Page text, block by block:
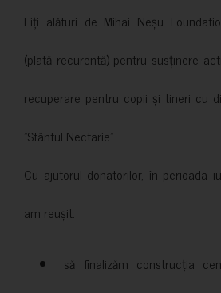
Fiți alături de Mihai Neșu
(plată recurentă) pentru susținere
recuperare pentru copii și tineri cu
”Sfântul Nectarie”.
Cu ajutorul donatorilor, în
am reușit:
să finalizăm construcția